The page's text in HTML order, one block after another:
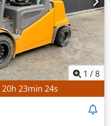
1 /8
20h 23min 21s